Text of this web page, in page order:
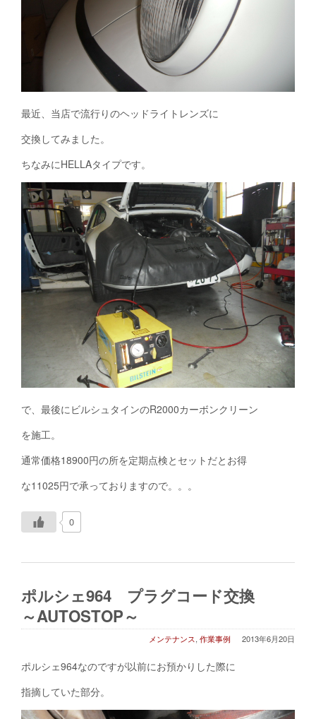
最近、当店で流行りのヘッドライトレンズに
交換してみました。
ちなみにHELLAタイプです。
で、最後にビルシュタインのR2000カーボンクリーン
を施工。
通常価格18900円の所を定期点検とセットだとお得
な11025円で承っておりますので。。。
0
ポルシェ964 プラグコード交換
～AUTOSTOP～
2013年6月20日
メンテナンス, 作業事例
ポルシェ964なのですが以前にお預かりした際に
指摘していた部分。